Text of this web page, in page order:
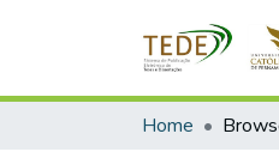
Home